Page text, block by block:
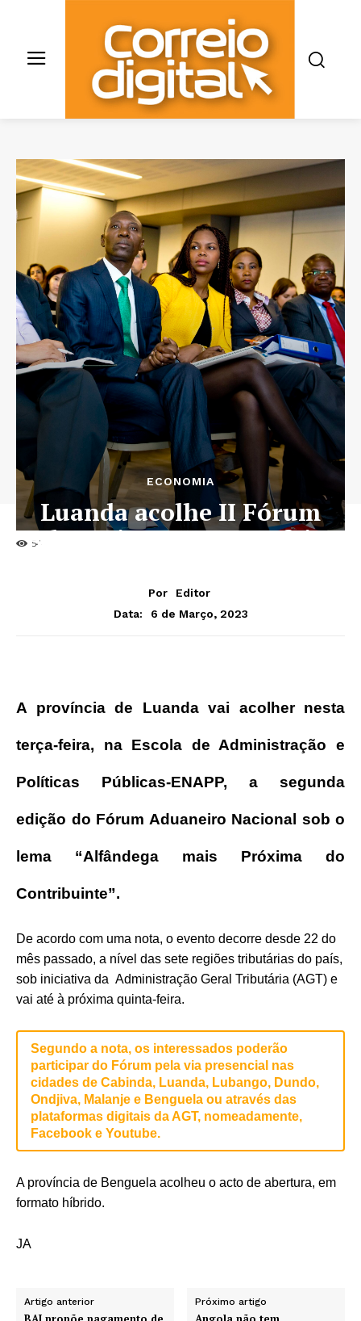
54
ECONOMIA
Luanda acolhe II Fórum
Aduaneiro esta terça-feira
Por
Editor
Data:
6 de Março, 2023
A província de Luanda vai acolher nesta
terça-feira, na Escola de Administração e
Políticas Públicas-ENAPP, a segunda
edição do Fórum Aduaneiro Nacional sob o
lema “Alfândega mais Próxima do
Contribuinte”.
De acordo com uma nota, o evento decorre desde 22 do
mês passado, a nível das sete regiões tributárias do país,
sob iniciativa da Administração Geral Tributária (AGT) e
vai até à próxima quinta-feira.
Segundo a nota, os interessados poderão
participar do Fórum pela via presencial nas
cidades de Cabinda, Luanda, Lubango, Dundo,
Ondjiva, Malanje e Benguela ou através das
plataformas digitais da AGT, nomeadamente,
Facebook e Youtube.
A província de Benguela acolheu o acto de abertura, em
formato híbrido.
JA
Artigo anterior Próximo artigo